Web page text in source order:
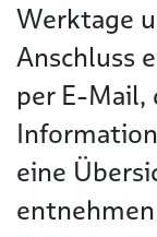
Werktage
Anschluss
per E-Mail,
eine